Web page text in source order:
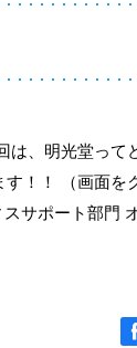
は、明光堂って
！！ （画面を
サポート部門